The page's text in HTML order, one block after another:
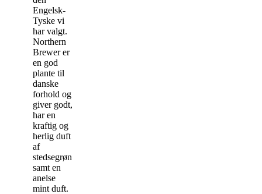
Engelsk-
Tyske vi
har valgt.
Northern
Brewer er
en god
plante til
danske
forhold og
giver godt,
har en
kraftig og
herlig duft
af
stedsegrøn
samt en
anelse
mint duft.